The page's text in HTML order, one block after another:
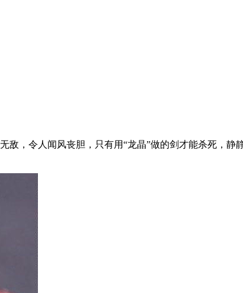
，令人闻风丧胆，只有用“龙晶”做的剑才能杀死，静